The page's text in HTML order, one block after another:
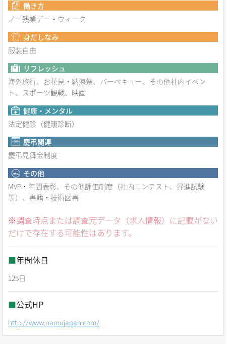
働き方
ノー残業デー・ウィーク
身だしなみ
服装自由
リフレッシュ
海外旅行、お花見・納涼祭、バーベキュー、その他社内イベン
ト、スポーツ観戦、映画
健康・メンタル
法定健診（健康診断）
慶弔関連
慶弔見舞金制度
その他
MVP・年間表彰、その他評価制度（社内コンテスト、昇進試験
等）、書籍・技術図書
※調査時点または調査元データ（求人情報）に記載がない
だけで存在する可能性はあります。
■年間休日
125日
■公式HP
http://www.namujapan.com/